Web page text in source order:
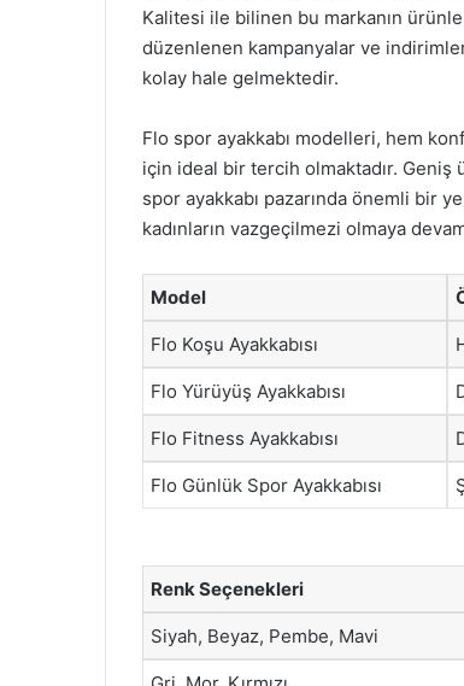
Kalitesi ile bilinen bu markanın
düzenlenen kampanyalar ve
kolay hale gelmektedir.
Flo spor ayakkabı modelleri, hem
için ideal bir tercih olmaktadır. Geniş
spor ayakkabı pazarında önemli bir
kadınların vazgeçilmezi olmaya
Model
Flo Koşu Ayakkabısı
Flo Yürüyüş Ayakkabısı
Flo Fitness Ayakkabısı
Flo Günlük Spor Ayakkabısı
Renk Seçenekleri
Siyah, Beyaz, Pembe, Mavi